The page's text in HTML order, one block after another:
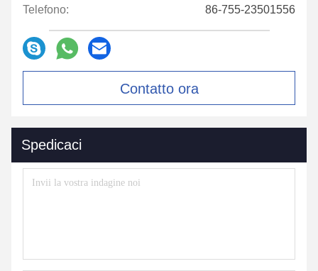
Telefono: 86-755-23501556
Contatto ora
Spedicaci